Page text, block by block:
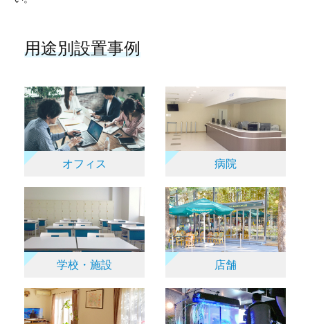
用途別設置事例
オフィス 病院
学校・施設 店舗